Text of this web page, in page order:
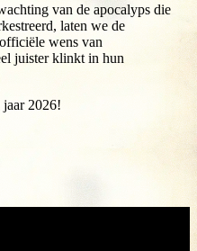
van de apocalyps die
laten we de
wens van
juister klinkt in hun
2026!